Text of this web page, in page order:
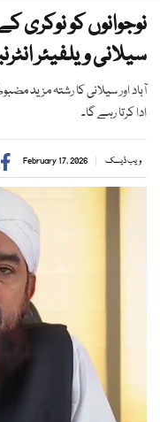
نوجوانوں کو نوکری
سیلانی ویلفیئر
آباد اور سیلانی کا رشتہ مزید
ادا کرتا رہے گا۔
ویب ڈیسک February 17, 2026